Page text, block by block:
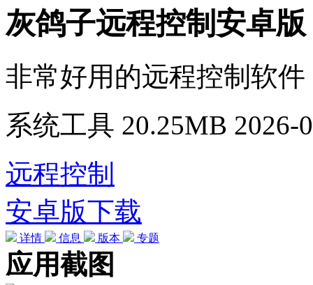
灰鸽子远程控制安卓版
非常好用的远程控制软件
系统工具 20.25MB 2026-
远程控制
安卓版下载
详情 信息 版本 专题
应用截图